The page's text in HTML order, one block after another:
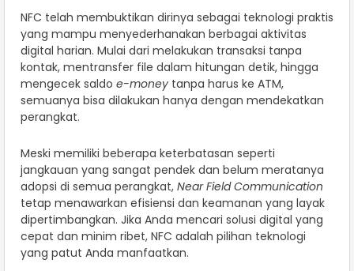
NFC telah membuktikan dirinya sebagai teknologi praktis
yang mampu menyederhanakan berbagai aktivitas
digital harian. Mulai dari melakukan transaksi tanpa
kontak, mentransfer file dalam hitungan detik, hingga
mengecek saldo e-money tanpa harus ke ATM,
semuanya bisa dilakukan hanya dengan mendekatkan
perangkat.
Meski memiliki beberapa keterbatasan seperti
jangkauan yang sangat pendek dan belum meratanya
adopsi di semua perangkat, Near Field Communication
tetap menawarkan efisiensi dan keamanan yang layak
dipertimbangkan. Jika Anda mencari solusi digital yang
cepat dan minim ribet, NFC adalah pilihan teknologi
yang patut Anda manfaatkan.